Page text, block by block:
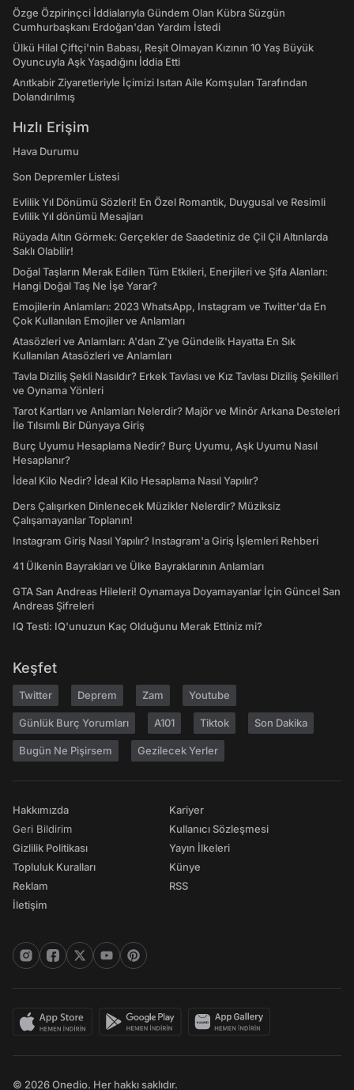
Özge Özpirinçci İddialarıyla Gündem Olan Kübra Süzgün
Cumhurbaşkanı Erdoğan'dan Yardım İstedi
Ülkü Hilal Çiftçi'nin Babası, Reşit Olmayan Kızının 10 Yaş Büyük
Oyuncuyla Aşk Yaşadığını İddia Etti
Anıtkabir Ziyaretleriyle İçimizi Isıtan Aile Komşuları Tarafından
Dolandırılmış
Hızlı Erişim
Hava Durumu
Son Depremler Listesi
Evlilik Yıl Dönümü Sözleri! En Özel Romantik, Duygusal ve Resimli
Evlilik Yıl dönümü Mesajları
Rüyada Altın Görmek: Gerçekler de Saadetiniz de Çil Çil Altınlarda
Saklı Olabilir!
Doğal Taşların Merak Edilen Tüm Etkileri, Enerjileri ve Şifa Alanları:
Hangi Doğal Taş Ne İşe Yarar?
Emojilerin Anlamları: 2023 WhatsApp, Instagram ve Twitter'da En
Çok Kullanılan Emojiler ve Anlamları
Atasözleri ve Anlamları: A'dan Z'ye Gündelik Hayatta En Sık
Kullanılan Atasözleri ve Anlamları
Tavla Diziliş Şekli Nasıldır? Erkek Tavlası ve Kız Tavlası Diziliş Şekilleri
ve Oynama Yönleri
Tarot Kartları ve Anlamları Nelerdir? Majör ve Minör Arkana Desteleri
İle Tılsımlı Bir Dünyaya Giriş
Burç Uyumu Hesaplama Nedir? Burç Uyumu, Aşk Uyumu Nasıl
Hesaplanır?
İdeal Kilo Nedir? İdeal Kilo Hesaplama Nasıl Yapılır?
Ders Çalışırken Dinlenecek Müzikler Nelerdir? Müziksiz
Çalışamayanlar Toplanın!
Instagram Giriş Nasıl Yapılır? Instagram'a Giriş İşlemleri Rehberi
41 Ülkenin Bayrakları ve Ülke Bayraklarının Anlamları
GTA San Andreas Hileleri! Oynamaya Doyamayanlar İçin Güncel San
Andreas Şifreleri
IQ Testi: IQ'unuzun Kaç Olduğunu Merak Ettiniz mi?
Keşfet
Twitter Deprem Zam Youtube
Günlük Burç Yorumları A101 Tiktok Son Dakika
Bugün Ne Pişirsem Gezilecek Yerler
Hakkımızda
Geri Bildirim
Gizlilik Politikası
Topluluk Kuralları
Reklam
İletişim
Kariyer
Kullanıcı Sözleşmesi
Yayın İlkeleri
Künye
RSS
© 2026 Onedio. Her hakkı saklıdır.